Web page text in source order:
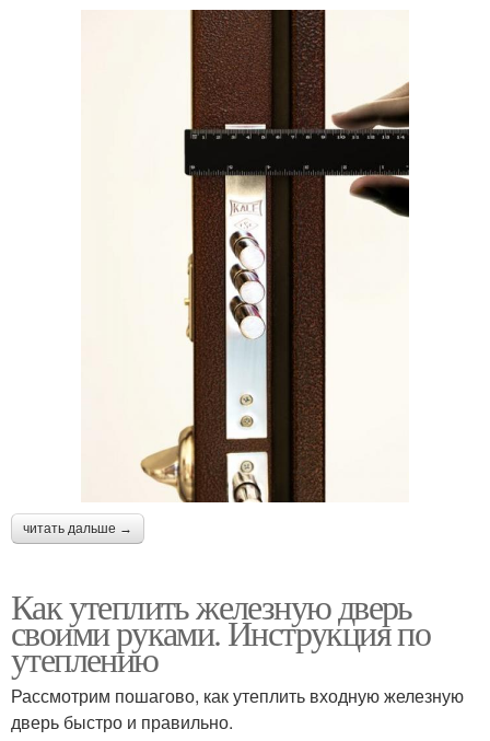
читать дальше →
Как утеплить железную дверь
своими руками. Инструкция по
утеплению
Рассмотрим пошагово, как утеплить входную железную
дверь быстро и правильно.